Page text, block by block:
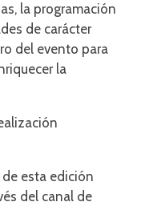
la programación
de carácter
del evento para
la
esta edición
del canal de